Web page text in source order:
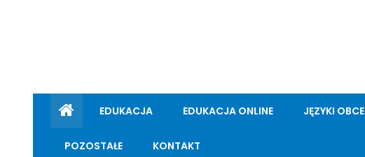
EDUKACJA EDUKACJA ONLINE JĘZYKI OBCE
POZOSTAŁE KONTAKT